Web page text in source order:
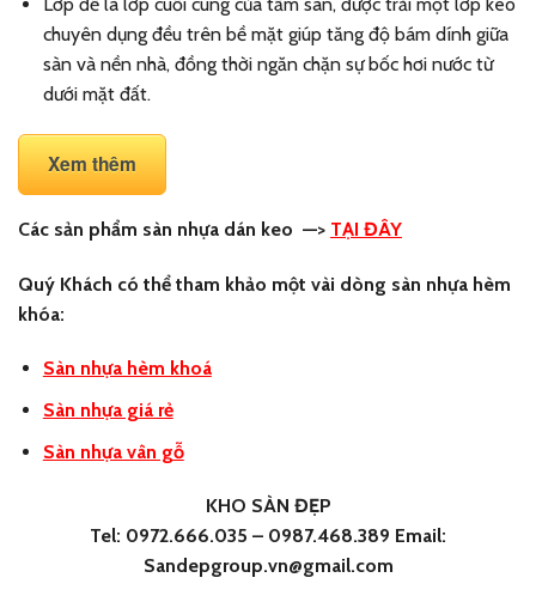
Lớp đế là lớp cuối cùng của tấm sàn, được trải một lớp keo
chuyên dụng đều trên bề mặt giúp tăng độ bám dính giữa
sàn và nền nhà, đồng thời ngăn chặn sự bốc hơi nước từ
dưới mặt đất.
Xem thêm
Các sản phẩm sàn nhựa dán keo —> TẠI ĐÂY
Quý Khách có thể tham khảo một vài dòng sàn nhựa hèm
khóa:
Sàn nhựa hèm khoá
Sàn nhựa giá rẻ
Sàn nhựa vân gỗ
KHO SÀN ĐẸP
Tel: 0972.666.035 – 0987.468.389 Email:
Sandepgroup.vn@gmail.com